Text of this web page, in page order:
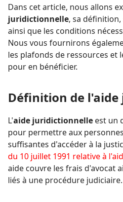
Dans cet article, nous allons
juridictionnelle, sa
ainsi que les conditions
Nous vous fournirons
les plafonds de ressources et
pour en bénéficier.
Définition de
L'aide juridictionnelle est un
pour permettre aux
suffisantes d'accéder à la
du 10 juillet 1991 relative à
aide couvre les frais d'avocat
liés à une procédure judiciaire.